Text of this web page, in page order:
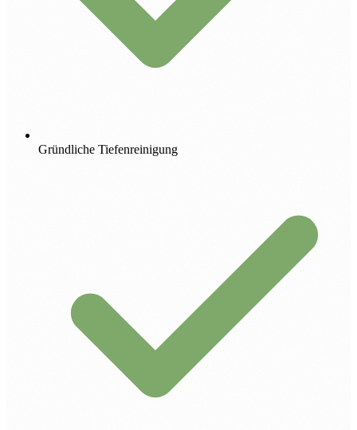
Gründliche Tiefenreinigung